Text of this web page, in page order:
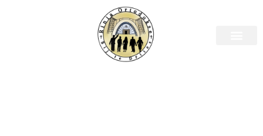
E diel, 1 tetor 2023 – Leximet